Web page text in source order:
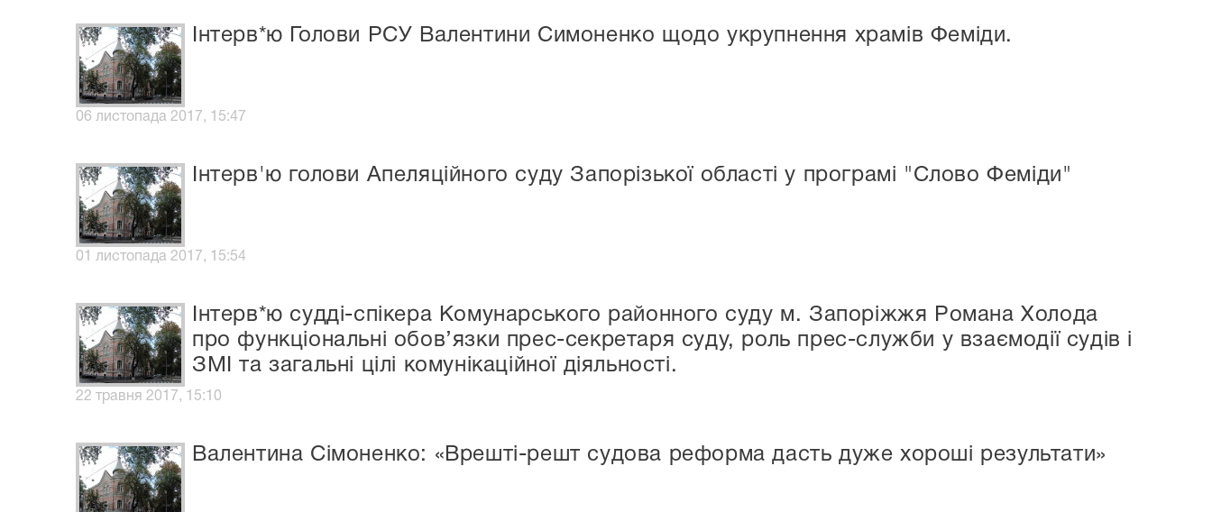
Інтерв*ю Голови РСУ Валентини Симоненко щодо укрупнення храмів Феміди.
06 листопада 2017, 15:47
Інтерв'ю голови Апеляційного суду Запорізької області у програмі "Слово Феміди"
01 листопада 2017, 15:54
Інтерв*ю судді-спікера Комунарського районного суду м. Запоріжжя Романа Холода
про функціональні обов’язки прес-секретаря суду, роль прес-служби у взаємодії судів і
ЗМІ та загальні цілі комунікаційної діяльності.
22 травня 2017, 15:10
Валентина Сімоненко: «Врешті-решт судова реформа дасть дуже хороші результати»